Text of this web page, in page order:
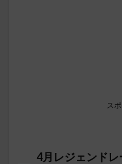
ス
4月レジェンド